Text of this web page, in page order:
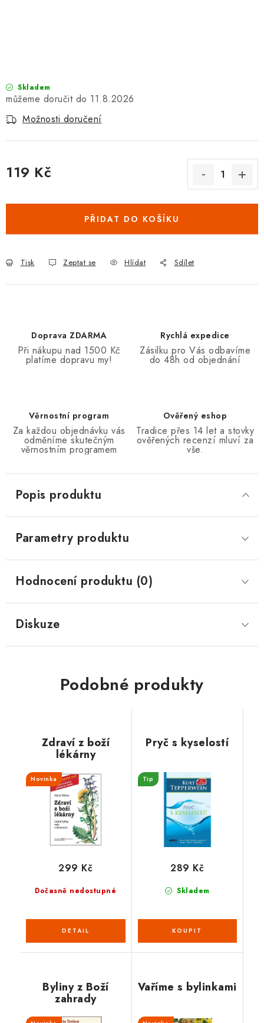
Skladem
11.8.2026
Možnosti doručení
119 Kč
PŘIDAT DO KOŠÍKU
Tisk Zeptat se Hlídat Sdílet
Doprava ZDARMA
Při nákupu nad 1500 Kč
platíme dopravu my!
Rychlá expedice
Zásilku pro Vás odbavíme
do 48h od objednání
Věrnostní program
Za každou objednávku vás
odměníme skutečným
věrnostním programem
Ověřený eshop
Tradice přes 14 let a stovky
ověřených recenzí mluví za
vše.
Popis produktu
Parametry produktu
Hodnocení produktu (0)
Diskuze
Podobné produkty
Zdraví z boží
lékárny
Novinka
Dočasně nedostupné
299 Kč
Pryč s kyselostí
Tip
Skladem
289 Kč
Byliny z Boží
zahrady
Vaříme s bylinkami